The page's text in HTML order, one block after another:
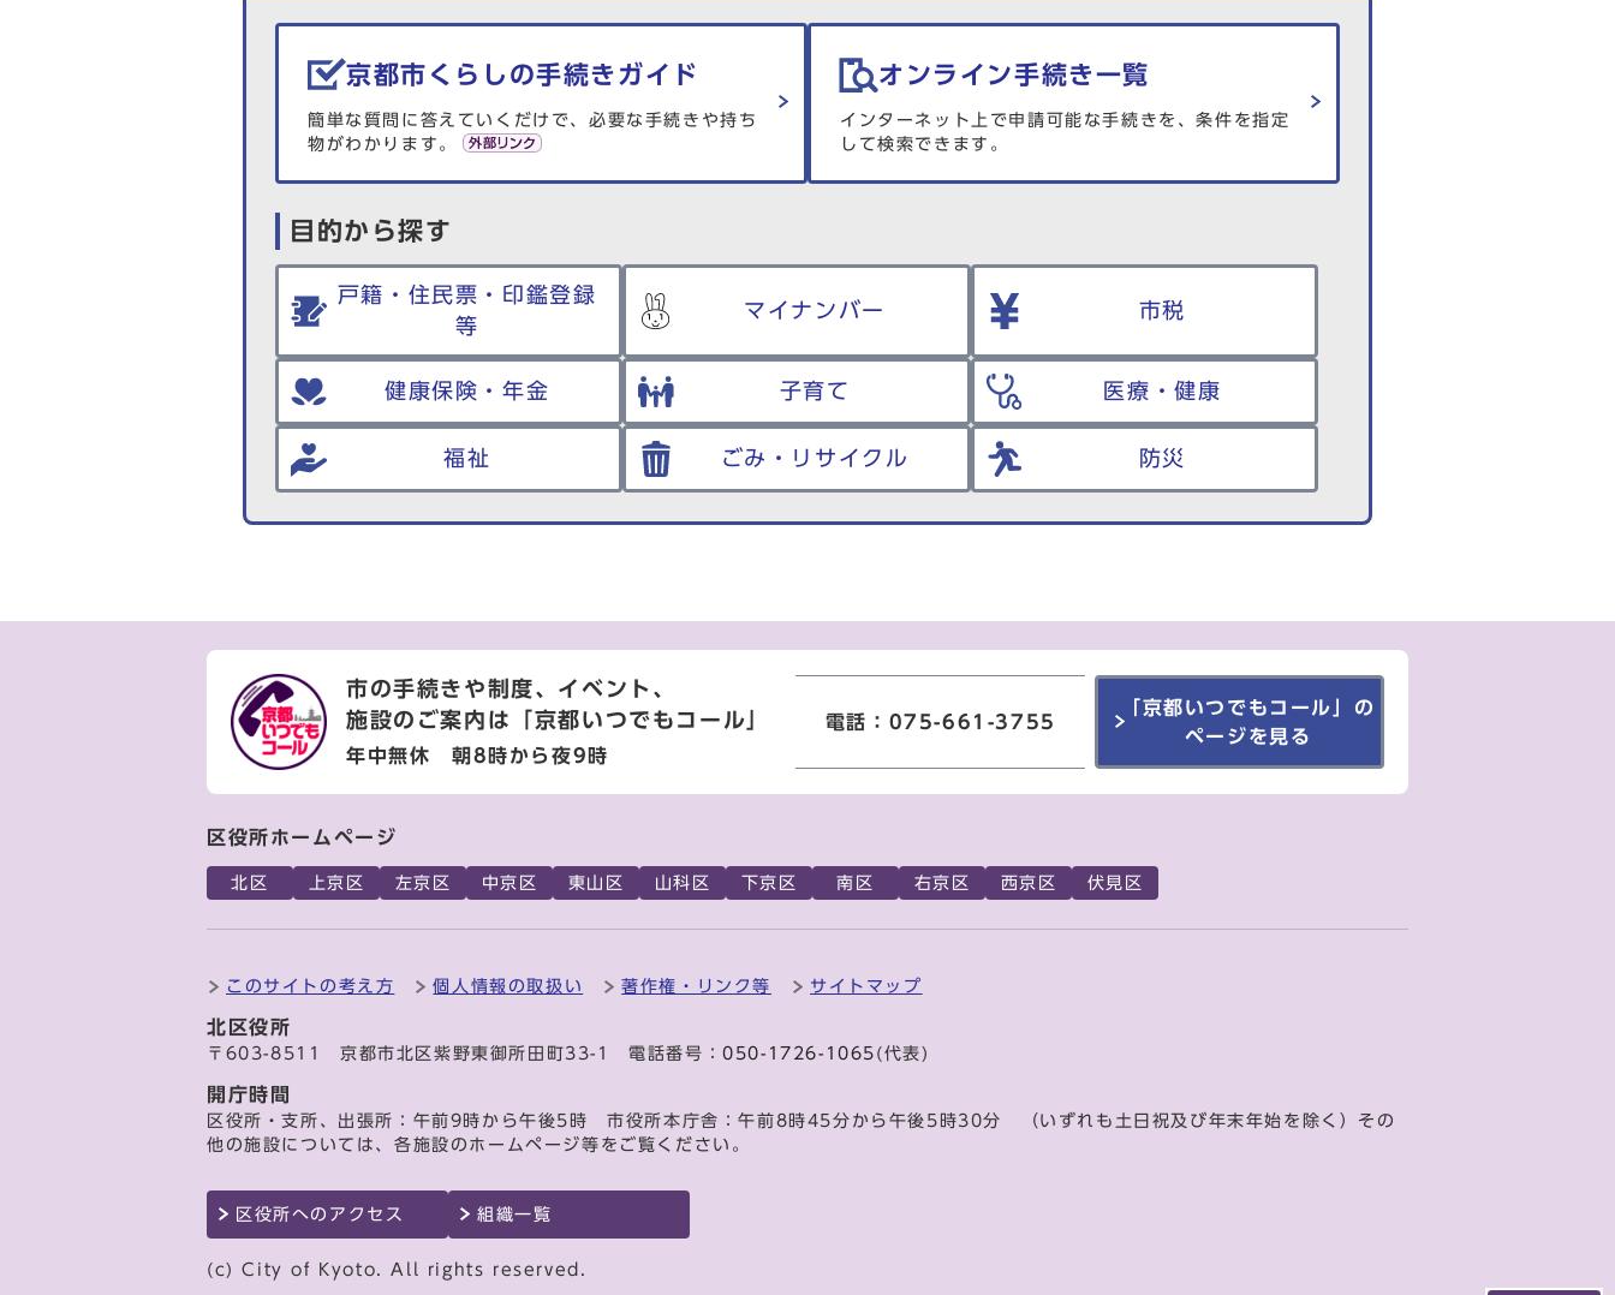
生活情報を探す
京都市くらしの手続きガイド
簡単な質問に答えていくだけで、必要な手続きや持ち
物がわかります。
オンライン手続き一覧
インターネット上で申請可能な手続きを、条件を指定
して検索できます。
目的から探す
戸籍・住民票・印鑑登録
等
マイナンバー 市税
健康保険・年金 子育て 医療・健康
福祉 ごみ・リサイクル 防災
市の手続きや制度、イベント、
施設のご案内は
「京都いつでもコール」
年中無休 朝8時から夜9時
電話：075-661-3755
「京都いつでもコール」の
ページを見る
区役所ホームページ
北区 上京区 左京区 中京区 東山区 山科区 下京区 南区 右京区 西京区 伏見区
このサイトの考え方 個人情報の取扱い 著作権・リンク等 サイトマップ
北区役所
〒603-8511 京都市北区紫野東御所田町33-1 電話番号：050-1726-1065 (代表)
開庁時間
区役所・支所、出張所：午前9時から午後5時 市役所本庁舎：午前8時45分から午後5時30分 （いずれも土日祝及び年末年始を除く）その
他の施設については、各施設のホームページ等をご覧ください。
区役所へのアクセス 組織一覧
(c) City of Kyoto. All rights reserved.